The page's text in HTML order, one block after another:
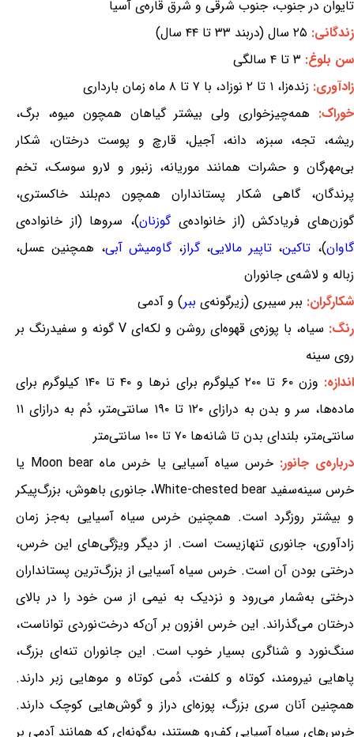
تایوان در جنوب، جنوب شرقی و شرق قاره‌ی آسیا
زندگانی: ۲۵ سال (دربند ۳۳ تا ۴۴ سال)
سن بلوغ: ۳ تا ۴ سالگی
زادآوری: زنده‌زا، ۱ تا ۲ نوزاد، با ۷ تا ۸ ماه زمان بارداری
خوراک: همه‌چیزخواری ولی بیشتر گیاهان همچون میوه، برگ،
ریشه، تجه، سبزه، دانه، آجیل، قارچ و پوست درختان، شکار
بی‌مهرگان و حشرات همانند موریانه، زنبور و لارو سوسک، تخم
پرندگان، گاهی شکار پستانداران همچون دم‌بلند خاکستری،
گوزن‌های فریادکش (از خانواده‌یگوزنان)، سروها (از خانواده‌ی
گاوان)، تاکین، تاپیر مالایی،گراز،گاومیش آبی، همچنین عسل،
زباله و لاشه‌ی جانوران
شکارگران: ببر سیبری (زیرگونه‌ی ببر) و آدمی
رنگ:
سیاه، با پوزه‌ی قهوه‌ای روشن و لکه‌ای V گونه و سفیدرنگ بر
روی سینه
اندازه:
وزن ۶۰ تا ۲۰۰ کیلوگرم برای نرها و ۴۰ تا ۱۴۰ کیلوگرم برای
ماده‌ها، سر و بدن به درازای ۱۲۰ تا ۱۹۰ سانتی‌متر، دُم به درازای ۱۱
سانتی‌متر، بلندای بدن تا شانه‌ها ۷۰ تا ۱۰۰ سانتی‌متر
درباره‌ی جانور:
خرس سیاه آسیایی یا خرس ماه Moon bear یا
خرس سینه‌سفید White-chested bear، جانوری باهوش، بزرگ‌پیکر
و بیشتر روزگرد است. همچنین خرس سیاه آسیایی به‌جز زمان
زادآوری، جانوری تنهازیست است. از دیگر ویژگی‌های این خرس،
درختی بودن آن است. خرس سیاه آسیایی از بزرگ‌ترین پستانداران
درختی به‌شمار می‌رود و نزدیک به نیمی از سن خود را در بالای
درختان می‌گذراند. این خرس افزون بر آن‌که درخت‌نوردی تواناست،
سنگ‌نورد و شناگری بسیار خوب است. این جانوران تنه‌ای بزرگ،
پاهایی نیرومند، کوتاه و کلفت، دُمی کوتاه و موهایی زبر دارند.
همچنین آنان سری بزرگ، پوزه‌ای دراز و گوش‌هایی کوچک دارند.
خرس‌های سیاه آسیایی کف‌رو هستند، به‌گونه‌ای که همانند آدمی بر